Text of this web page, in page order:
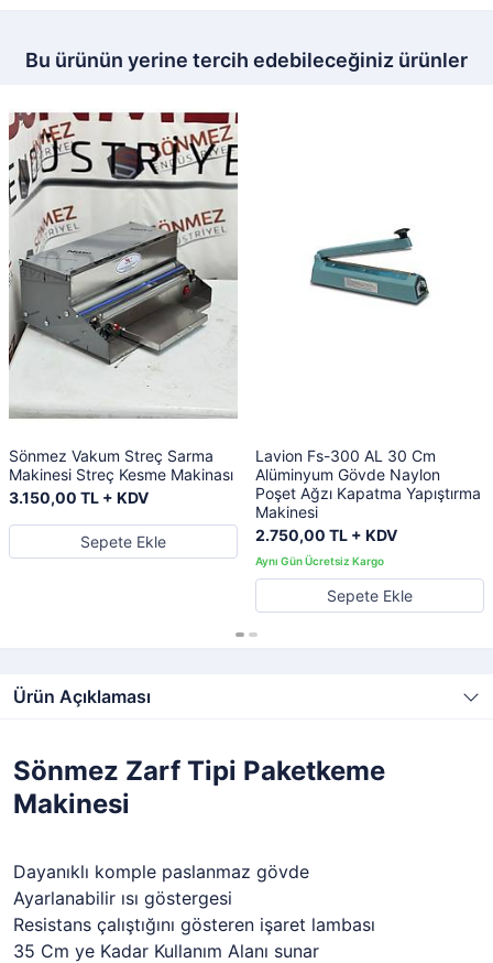
Bu ürünün yerine tercih edebileceğiniz ürünler
Sönmez Vakum Streç Sarma
Makinesi Streç Kesme Makinası
3.150,00 TL + KDV
Sepete Ekle
Lavion Fs-300 AL 30 Cm
Alüminyum Gövde Naylon
Poşet Ağzı Kapatma Yapıştırma
Makinesi
2.750,00 TL + KDV
Sepete Ekle
Ürün Açıklaması
Sönmez Zarf Tipi Paketkeme
Makinesi
Dayanıklı komple paslanmaz gövde
Ayarlanabilir ısı göstergesi
Resistans çalıştığını gösteren işaret lambası
35 Cm ye Kadar Kullanım Alanı sunar